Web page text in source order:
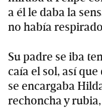
a él le daba la
no había
Su padre se iba
caía el sol, así que
se encargaba
rechoncha y